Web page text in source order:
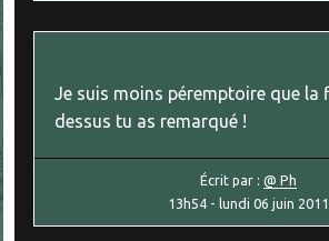
Je suis moins péremptoire que la
dessus tu as remarqué !
Écrit par :@ Ph
13h54 - lundi 06 juin 2011